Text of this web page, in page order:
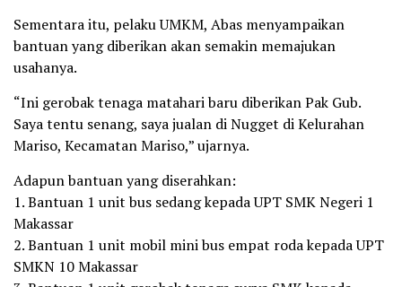
Sementara itu, pelaku UMKM, Abas menyampaikan
bantuan yang diberikan akan semakin memajukan
usahanya.
“Ini gerobak tenaga matahari baru diberikan Pak Gub.
Saya tentu senang, saya jualan di Nugget di Kelurahan
Mariso, Kecamatan Mariso,” ujarnya.
Adapun bantuan yang diserahkan:
1. Bantuan 1 unit bus sedang kepada UPT SMK Negeri 1
Makassar
2. Bantuan 1 unit mobil mini bus empat roda kepada UPT
SMKN 10 Makassar